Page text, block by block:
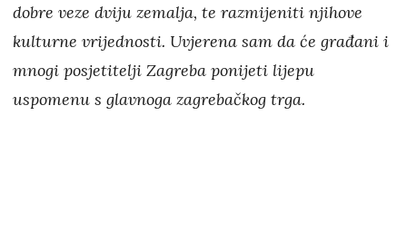
dobre veze dviju zemalja, te razmijeniti njihove
kulturne vrijednosti. Uvjerena sam da će građani i
mnogi posjetitelji Zagreba ponijeti lijepu
uspomenu s glavnoga zagrebačkog trga.